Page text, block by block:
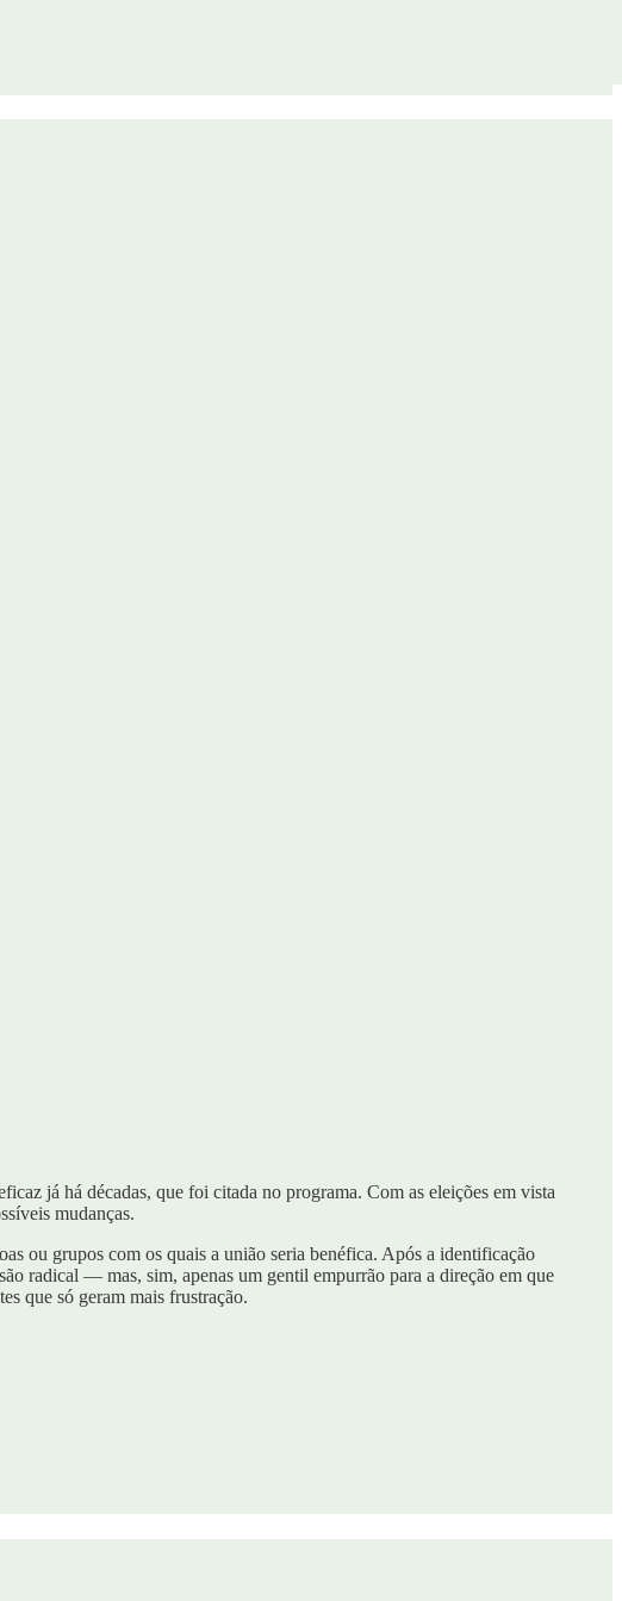
já há décadas, que foi citada no programa. Com as eleições em vista
mudanças.
ou grupos com os quais a união seria benéfica. Após a identificação
radical — mas, sim, apenas um gentil empurrão para a direção em que
que só geram mais frustração.